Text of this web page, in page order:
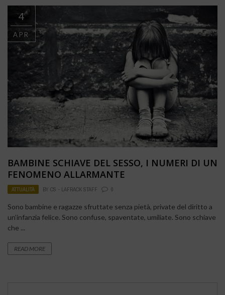
4
APR
BAMBINE SCHIAVE DEL SESSO, I NUMERI DI UN
FENOMENO ALLARMANTE
ATTUALITÀ BY CS - LAFRACK STAFF 0
Sono bambine e ragazze sfruttate senza pietà, private del diritto a
un’infanzia felice. Sono confuse, spaventate, umiliate. Sono schiave
che ...
READ MORE